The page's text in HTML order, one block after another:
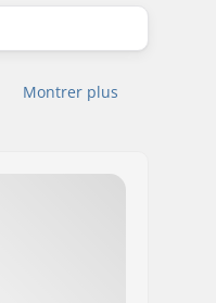
Montrer plus